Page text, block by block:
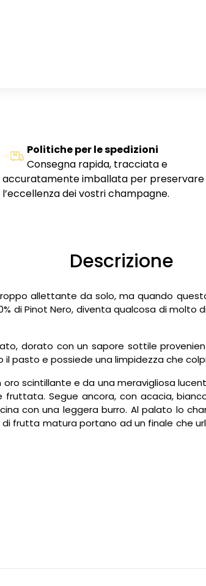
Politiche per le spedizioni
Consegna rapida, tracciata e
accuratamente imballata per preservare
l’eccellenza dei vostri champagne.
Descrizione
allettante da solo, ma quando
di Pinot Nero, diventa qualcosa di molto
dorato con un sapore sottile
pasto e possiede una limpidezza che
scintillante e da una meravigliosa
Segue ancora, con acacia,
con una leggera burro. Al palato lo
frutta matura portano ad un finale che